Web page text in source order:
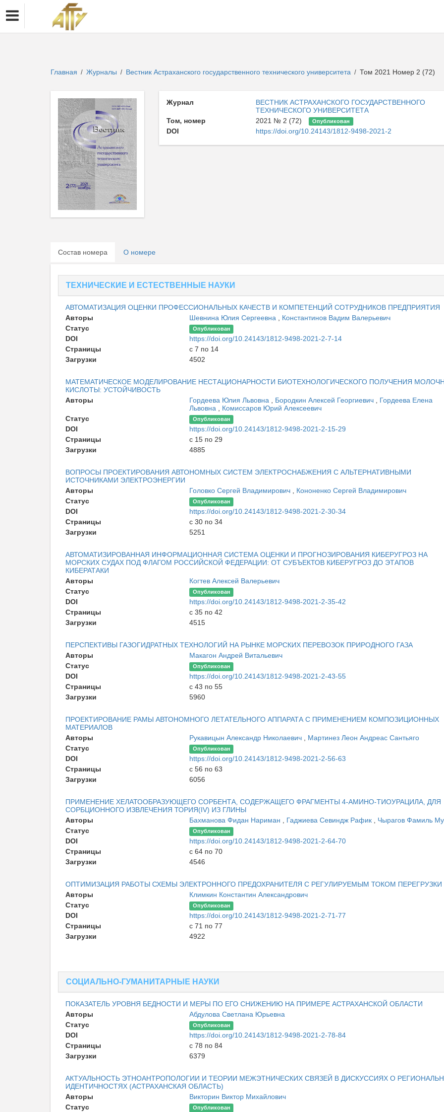
Главная / Журналы / Вестник Астраханского государственного технического университета / Том 2021 Номер 2 (72)
Журнал
ВЕСТНИК АСТРАХАНСКОГО ГОСУДАРСТВЕННОГО
ТЕХНИЧЕСКОГО УНИВЕРСИТЕТА
Том, номер
2021 № 2 (72) Опубликован
DOI https://doi.org/10.24143/1812-9498-2021-2
Состав номера О номере
ТЕХНИЧЕСКИЕ И ЕСТЕСТВЕННЫЕ НАУКИ
АВТОМАТИЗАЦИЯ ОЦЕНКИ ПРОФЕССИОНАЛЬНЫХ КАЧЕСТВ И КОМПЕТЕНЦИЙ СОТРУДНИКОВ ПРЕДПРИЯТИЯ
Авторы
Шевнина Юлия Сергеевна , Константинов Вадим Валерьевич
Статус
Опубликован
DOI
https://doi.org/10.24143/1812-9498-2021-2-7-14
Страницы
с 7 по 14
Загрузки
4502
МАТЕМАТИЧЕСКОЕ МОДЕЛИРОВАНИЕ НЕСТАЦИОНАРНОСТИ БИОТЕХНОЛОГИЧЕСКОГО ПОЛУЧЕНИЯ
КИСЛОТЫ: УСТОЙЧИВОСТЬ
Авторы
Гордеева Юлия Львовна , Бородкин Алексей Георгиевич , Гордеева Елена
Львовна , Комиссаров Юрий Алексеевич
Статус
Опубликован
DOI
https://doi.org/10.24143/1812-9498-2021-2-15-29
Страницы
с 15 по 29
Загрузки
4885
ВОПРОСЫ ПРОЕКТИРОВАНИЯ АВТОНОМНЫХ СИСТЕМ ЭЛЕКТРОСНАБЖЕНИЯ С АЛЬТЕРНАТИВНЫМИ
ИСТОЧНИКАМИ ЭЛЕКТРОЭНЕРГИИ
Авторы
Головко Сергей Владимирович , Кононенко Сергей Владимирович
Статус
Опубликован
DOI
https://doi.org/10.24143/1812-9498-2021-2-30-34
Страницы
с 30 по 34
Загрузки
5251
АВТОМАТИЗИРОВАННАЯ ИНФОРМАЦИОННАЯ СИСТЕМА ОЦЕНКИ И ПРОГНОЗИРОВАНИЯ КИБЕРУГРОЗ НА
МОРСКИХ СУДАХ ПОД ФЛАГОМ РОССИЙСКОЙ ФЕДЕРАЦИИ: ОТ СУБЪЕКТОВ КИБЕРУГРОЗ ДО ЭТАПОВ
КИБЕРАТАКИ
Авторы
Когтев Алексей Валерьевич
Статус
Опубликован
DOI
https://doi.org/10.24143/1812-9498-2021-2-35-42
Страницы
с 35 по 42
Загрузки
4515
ПЕРСПЕКТИВЫ ГАЗОГИДРАТНЫХ ТЕХНОЛОГИЙ НА РЫНКЕ МОРСКИХ ПЕРЕВОЗОК ПРИРОДНОГО ГАЗА
Авторы
Макагон Андрей Витальевич
Статус
Опубликован
DOI
https://doi.org/10.24143/1812-9498-2021-2-43-55
Страницы
с 43 по 55
Загрузки
5960
ПРОЕКТИРОВАНИЕ РАМЫ АВТОНОМНОГО ЛЕТАТЕЛЬНОГО АППАРАТА С ПРИМЕНЕНИЕМ КОМПОЗИЦИОННЫХ
МАТЕРИАЛОВ
Авторы
Рукавицын Александр Николаевич , Мартинез Леон Андреас Сантьяго
Статус
Опубликован
DOI
https://doi.org/10.24143/1812-9498-2021-2-56-63
Страницы
с 56 по 63
Загрузки
6056
ПРИМЕНЕНИЕ ХЕЛАТООБРАЗУЮЩЕГО СОРБЕНТА, СОДЕРЖАЩЕГО ФРАГМЕНТЫ 4-АМИНО-ТИОУРАЦИЛА, ДЛЯ
СОРБЦИОННОГО ИЗВЛЕЧЕНИЯ ТОРИЯ(IV) ИЗ ГЛИНЫ
Авторы
Бахманова Фидан Нариман , Гаджиева Севиндж Рафик , Чырагов Фамиль
Статус
Опубликован
DOI
https://doi.org/10.24143/1812-9498-2021-2-64-70
Страницы
с 64 по 70
Загрузки
4546
ОПТИМИЗАЦИЯ РАБОТЫ СХЕМЫ ЭЛЕКТРОННОГО ПРЕДОХРАНИТЕЛЯ С РЕГУЛИРУЕМЫМ ТОКОМ ПЕРЕГРУЗКИ
Авторы
Климкин Константин Александрович
Статус
Опубликован
DOI
https://doi.org/10.24143/1812-9498-2021-2-71-77
Страницы
с 71 по 77
Загрузки
4922
СОЦИАЛЬНО-ГУМАНИТАРНЫЕ НАУКИ
ПОКАЗАТЕЛЬ УРОВНЯ БЕДНОСТИ И МЕРЫ ПО ЕГО СНИЖЕНИЮ НА ПРИМЕРЕ АСТРАХАНСКОЙ ОБЛАСТИ
Авторы
Абдулова Светлана Юрьевна
Статус
Опубликован
DOI
https://doi.org/10.24143/1812-9498-2021-2-78-84
Страницы
с 78 по 84
Загрузки
6379
АКТУАЛЬНОСТЬ ЭТНОАНТРОПОЛОГИИ И ТЕОРИИ МЕЖЭТНИЧЕСКИХ СВЯЗЕЙ В ДИСКУССИЯХ О
ИДЕНТИЧНОСТЯХ (АСТРАХАНСКАЯ ОБЛАСТЬ)
Авторы
Викторин Виктор Михайлович
Статус
Опубликован